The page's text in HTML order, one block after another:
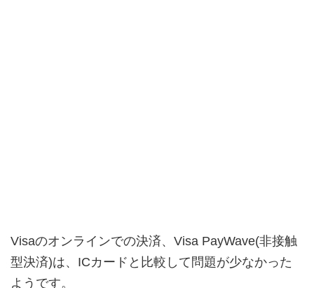
Visaのオンラインでの決済、Visa PayWave(非接触
型決済)は、ICカードと比較して問題が少なかった
ようです。